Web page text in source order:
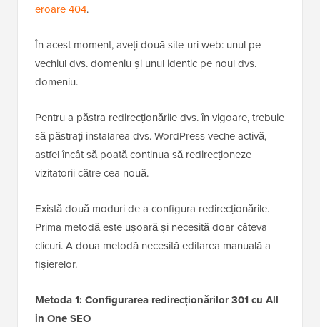
eroare 404.
În acest moment, aveți două site-uri web: unul pe
vechiul dvs. domeniu și unul identic pe noul dvs.
domeniu.
Pentru a păstra redirecționările dvs. în vigoare, trebuie
să păstrați instalarea dvs. WordPress veche activă,
astfel încât să poată continua să redirecționeze
vizitatorii către cea nouă.
Există două moduri de a configura redirecționările.
Prima metodă este ușoară și necesită doar câteva
clicuri. A doua metodă necesită editarea manuală a
fișierelor.
Metoda 1: Configurarea redirecționărilor 301 cu All
in One SEO